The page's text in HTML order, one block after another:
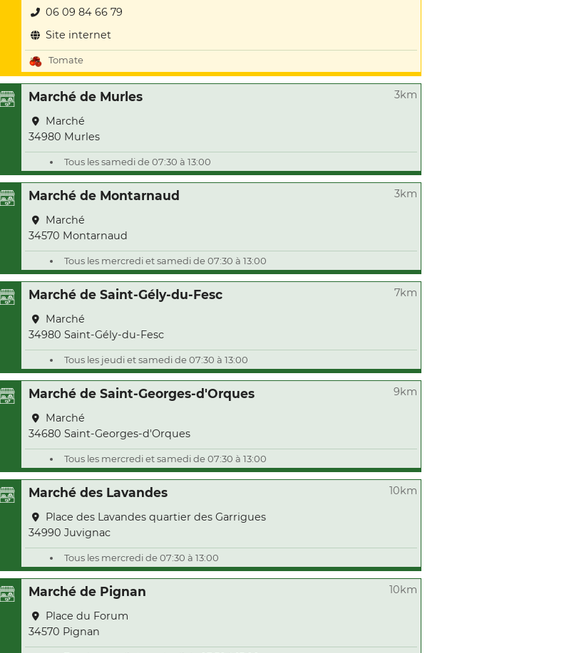
06 09 84 66 79
Site internet
Tomate
Marché de Murles 3km
Marché
34980 Murles
Tous les samedi de 07:30 à 13:00
Marché de Montarnaud 3km
Marché
34570 Montarnaud
Tous les mercredi et samedi de 07:30 à 13:00
Marché de Saint-Gély-du-Fesc 7km
Marché
34980 Saint-Gély-du-Fesc
Tous les jeudi et samedi de 07:30 à 13:00
Marché de Saint-Georges-d'Orques 9km
Marché
34680 Saint-Georges-d'Orques
Tous les mercredi et samedi de 07:30 à 13:00
Marché des Lavandes 10km
Place des Lavandes quartier des Garrigues
34990 Juvignac
Tous les mercredi de 07:30 à 13:00
Marché de Pignan 10km
Place du Forum
34570 Pignan